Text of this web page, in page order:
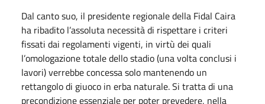
Dal canto suo, il presidente regionale della Fidal Caira
ha ribadito l’assoluta necessità di rispettare i criteri
fissati dai regolamenti vigenti, in virtù dei quali
l’omologazione totale dello stadio (una volta conclusi i
lavori) verrebbe concessa solo mantenendo un
rettangolo di giuoco in erba naturale. Si tratta di una
precondizione essenziale per poter prevedere, nella